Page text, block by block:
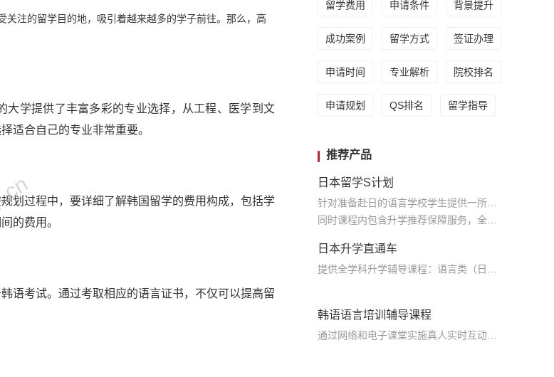
注的留学目的地，吸引着越来越多的学子前往。那么，高
学提供了丰富多彩的专业选择，从工程、医学到文
适合自己的专业非常重要。
划过程中，要详细了解韩国留学的费用构成，包括学
的费用。
语考试。通过考取相应的语言证书，不仅可以提高留
留学费用 申请条件 背景提升
成功案例 留学方式 签证办理
申请时间 专业解析 院校排名
申请规划 QS排名 留学指导
推荐产品
日本留学S计划
日本升学直通车
韩语语言培训辅导课程